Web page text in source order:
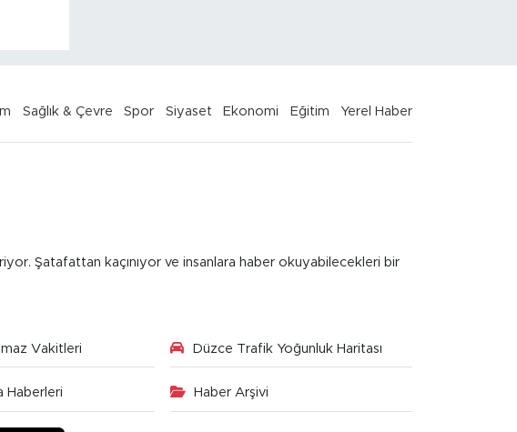
Sağlık & Çevre Spor Siyaset Ekonomi Eğitim Yerel Haber
Şatafattan kaçınıyor ve insanlara haber okuyabilecekleri bir
Vakitleri Düzce Trafik Yoğunluk Haritası
Haberleri Haber Arşivi